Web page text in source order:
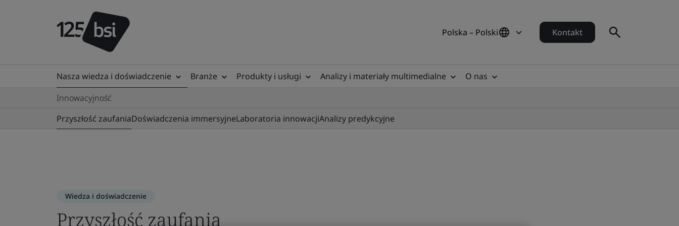
Polska – Polski Kontakt
Nasza wiedza i doświadczenie Branże Produkty i usługi Analizy i materiały multimedialne
O nas
Innowacyjność
Przyszłość zaufaniaDoświadczenia immersyjneLaboratoria innowacjiAnalizy predykcyjne
Wiedza i doświadczenie
Przyszłość zaufania